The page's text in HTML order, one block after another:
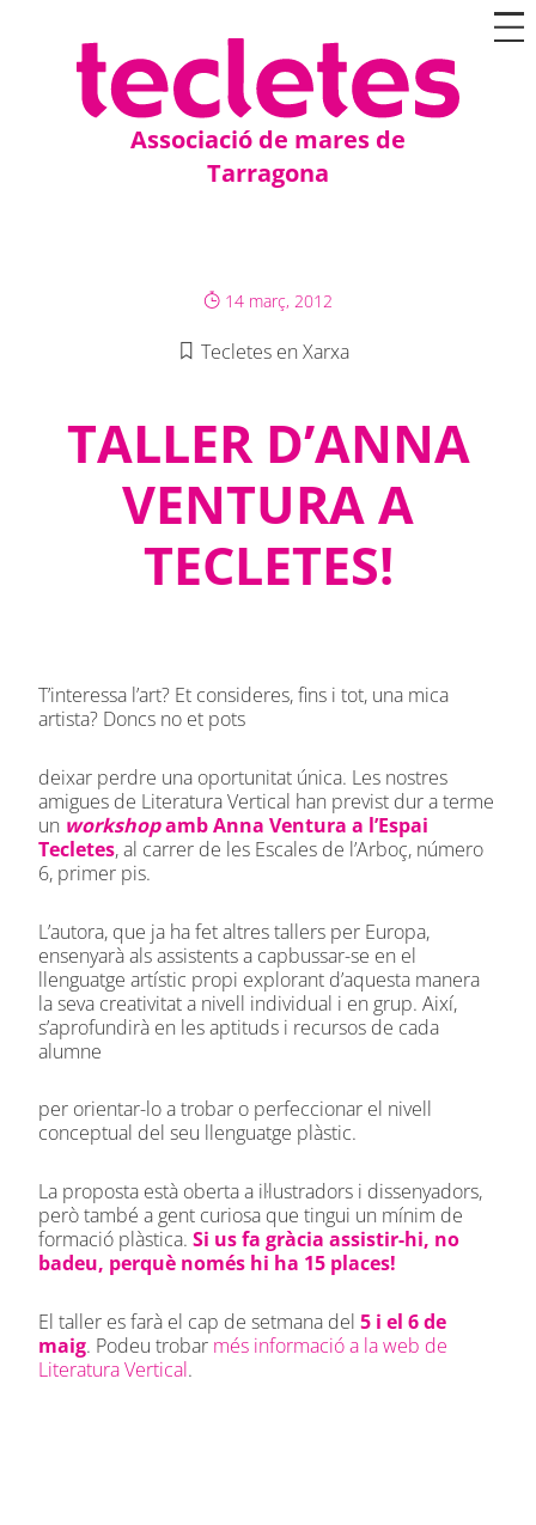
Associació de mares de
Tarragona
14 març, 2012
Tecletes en Xarxa
TALLER D’ANNA
VENTURA A
TECLETES!
T’interessa l’art? Et consideres, fins i tot, una mica
artista? Doncs no et pots
deixar perdre una oportunitat única. Les nostres
amigues de Literatura Vertical han previst dur a terme
un workshopamb Anna Ventura a l’Espai
Tecletes, al carrer de les Escales de l’Arboç, número
6, primer pis.
L’autora, que ja ha fet altres tallers per Europa,
ensenyarà als assistents a capbussar-se en el
llenguatge artístic propi explorant d’aquesta manera
la seva creativitat a nivell individual i en grup. Així,
s’aprofundirà en les aptituds i recursos de cada
alumne
per orientar-lo a trobar o perfeccionar el nivell
conceptual del seu llenguatge plàstic.
La proposta està oberta a il·lustradors i dissenyadors,
però també a gent curiosa que tingui un mínim de
formació plàstica. Si us fa gràcia assistir-hi, no
badeu, perquè només hi ha 15 places!
El taller es farà el cap de setmana del 5 i el 6 de
maig. Podeu trobar més informació a la web de
Literatura Vertical.